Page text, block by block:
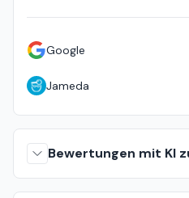
Google
Jameda
Bewertungen mit KI